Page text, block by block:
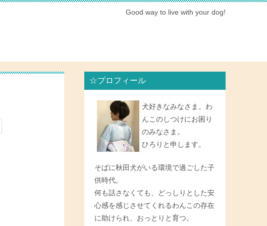
Good way to live with your dog!
☆プロフィール
犬好きなみなさま。わ
んこのしつけにお困り
のみなさま。
ひろりと申します。
そばに秋田犬がいる環境で過ごした子
供時代。
何も話さなくても、どっしりとした安
心感を感じさせてくれるわんこの存在
に助けられ、おっとりと育つ。